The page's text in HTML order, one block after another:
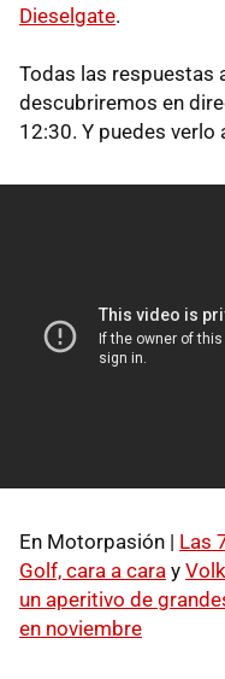
Dieselgate.
Todas las respuestas
descubriremos en
12:30. Y puedes verlo
En Motorpasión | Las
Golf, cara a cara y
un aperitivo de
en noviembre